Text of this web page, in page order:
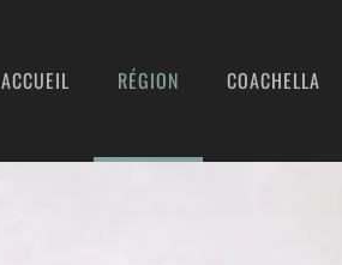
ACCUEIL RÉGION COACHELLA